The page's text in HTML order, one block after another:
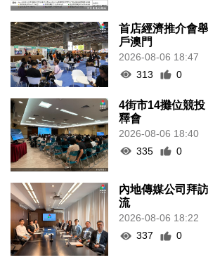
首店經濟推介會
戶澳門
2026-08-06 18:47
313
0
4街市14攤位競
釋會
2026-08-06 18:40
335
0
內地傳媒公司拜
流
2026-08-06 18:22
337
0